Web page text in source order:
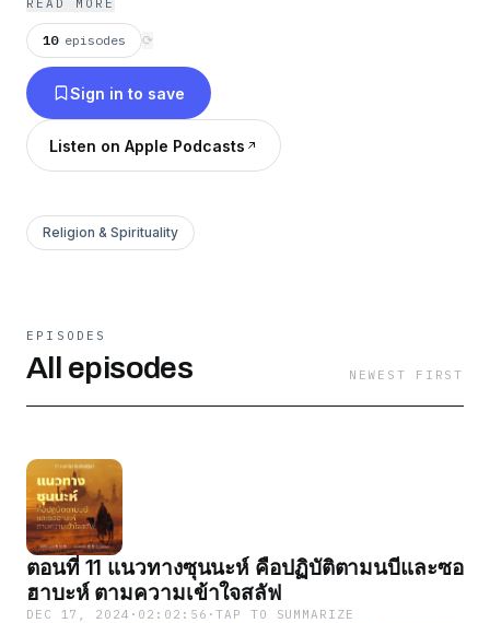
READ MORE
10 episodes ⟳
Sign in to save
Listen on Apple Podcasts
Religion & Spirituality
EPISODES
All episodes NEWEST FIRST
ตอนที่ 11 แนวทางซุนนะห์ คือปฏิบัติตามนบีและซอ
ฮาบะห์ ตามความเข้าใจสลัฟ
DEC 17, 2024 · 02:02:56 ·TAP TO SUMMARIZE